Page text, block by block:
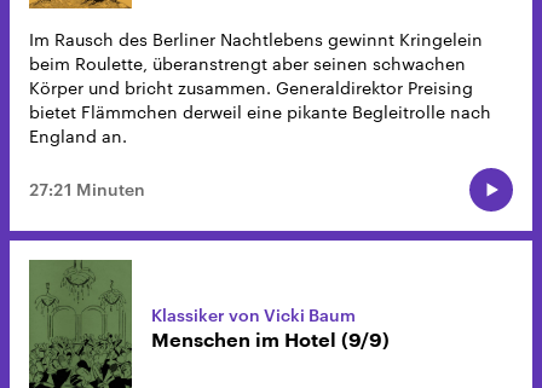
Im Rausch des Berliner Nachtlebens gewinnt Kringelein
beim Roulette, überanstrengt aber seinen schwachen
Körper und bricht zusammen. Generaldirektor Preising
bietet Flämmchen derweil eine pikante Begleitrolle nach
England an.
27:21 Minuten
Klassiker von Vicki Baum
Menschen im Hotel (9/9)